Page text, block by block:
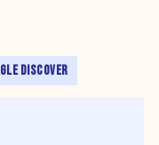
DISCOVER